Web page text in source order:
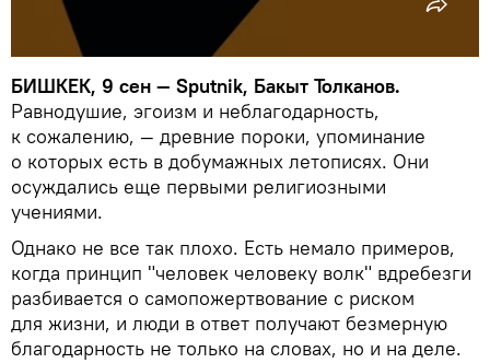
БИШКЕК, 9 сен — Sputnik, Бакыт Толканов.
Равнодушие, эгоизм и неблагодарность,
к сожалению, — древние пороки, упоминание
о которых есть в добумажных летописях. Они
осуждались еще первыми религиозными
учениями.
Однако не все так плохо. Есть немало примеров,
когда принцип "человек человеку волк" вдребезги
разбивается о самопожертвование с риском
для жизни, и люди в ответ получают безмерную
благодарность не только на словах, но и на деле.